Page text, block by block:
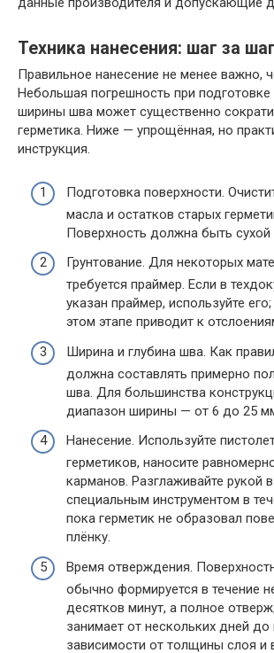
Техника нанесения: шаг за
Правильное нанесение не менее важно,
Небольшая погрешность при
ширины шва может существенно
герметика. Ниже — упрощённая, но
инструкция.
Подготовка поверхности.
масла и остатков старых
Поверхность должна быть сухой
Грунтование. Для некоторых
требуется праймер. Если в
указан праймер, используйте
этом этапе приводит к
Ширина и глубина шва. Как
должна составлять примерно
шва. Для большинства
диапазон ширины — от 6 до 25
Нанесение. Используйте
герметиков, наносите
карманов. Разглаживайте рукой
специальным инструментом в
пока герметик не образовал
плёнку.
Время отверждения.
обычно формируется в течение
десятков минут, а полное
занимает от нескольких дней до
зависимости от толщины слоя и